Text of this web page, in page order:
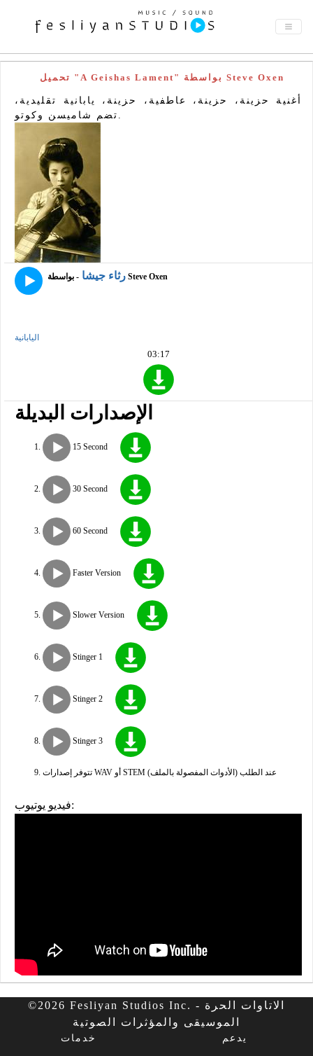
تحميل "A Geishas Lament" بواسطة Steve Oxen
أغنية حزينة، حزينة، عاطفية، حزينة، يابانية تقليدية،
تضم شاميسن وكوتو.
رثاء جيشا - بواسطة Steve Oxen
اليابانية
03:17
الإصدارات البديلة
15 Second
30 Second
60 Second
Faster Version
Slower Version
Stinger 1
Stinger 2
Stinger 3
تتوفر إصدارات WAV أو STEM (الأدوات المفصولة بالملف) عند الطلب
فيديو يوتيوب:
©2026 Fesliyan Studios Inc. - الاتاوات الحرة
الموسيقى والمؤثرات الصوتية
خدمات يدعم